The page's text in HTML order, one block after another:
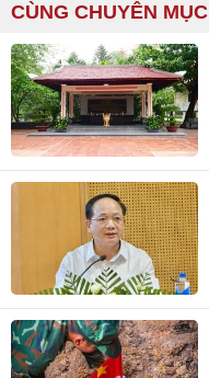
CÙNG CHUYÊN MỤC